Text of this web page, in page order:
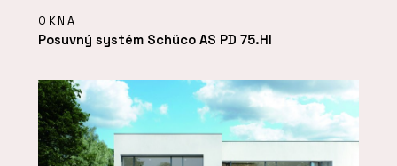
OKNA
Posuvný systém Schüco AS PD 75.HI